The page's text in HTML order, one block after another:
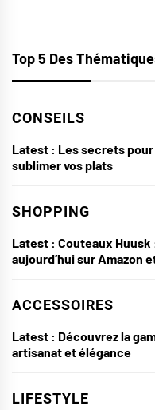
Top 5 Des
CONSEILS
Latest : Les secrets
sublimer vos plats
SHOPPING
Latest : Couteaux Huusk
aujourd’hui sur Amazon
ACCESSOIRES
Latest : Découvrez la
artisanat et élégance
LIFESTYLE